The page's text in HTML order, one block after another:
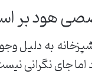
هود بر
به دلیل
جای نگرانی